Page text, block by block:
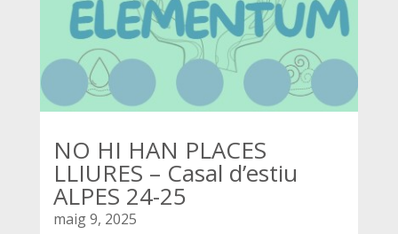
NO HI HAN PLACES
LLIURES – Casal d’estiu
ALPES 24-25
maig 9, 2025